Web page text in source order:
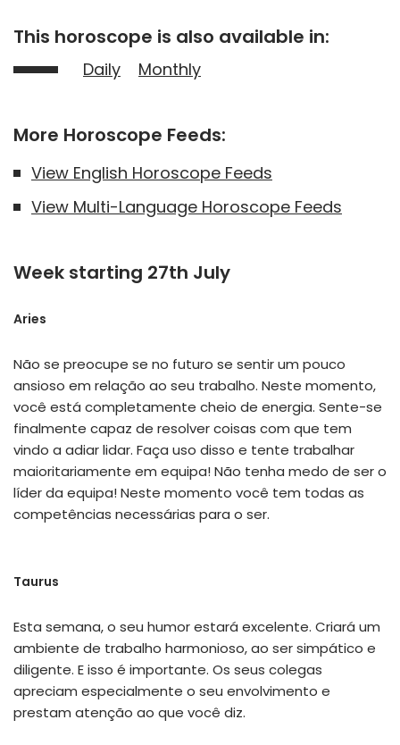
This horoscope is also available in:
Daily Monthly
More Horoscope Feeds:
View English Horoscope Feeds
View Multi-Language Horoscope Feeds
Week starting 27th July
Aries
Não se preocupe se no futuro se sentir um pouco
ansioso em relação ao seu trabalho. Neste momento,
você está completamente cheio de energia. Sente-se
finalmente capaz de resolver coisas com que tem
vindo a adiar lidar. Faça uso disso e tente trabalhar
maioritariamente em equipa! Não tenha medo de ser o
líder da equipa! Neste momento você tem todas as
competências necessárias para o ser.
Taurus
Esta semana, o seu humor estará excelente. Criará um
ambiente de trabalho harmonioso, ao ser simpático e
diligente. E isso é importante. Os seus colegas
apreciam especialmente o seu envolvimento e
prestam atenção ao que você diz.